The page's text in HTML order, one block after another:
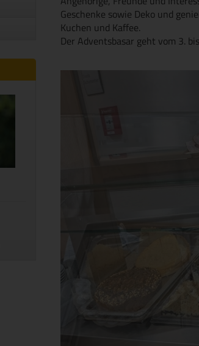
Geschenke sowie Deko und
Kuchen und Kaffee.
Der Adventsbasar geht vom 3.